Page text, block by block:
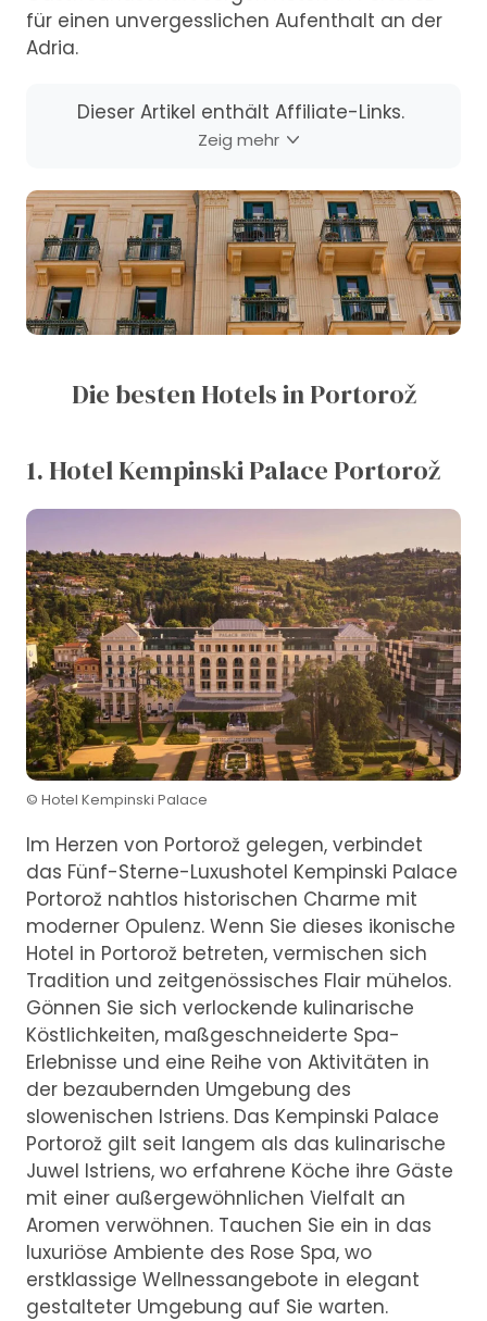
für einen unvergesslichen Aufenthalt an der
Adria.
Dieser Artikel enthält Affiliate-Links.
Zeig mehr
Die besten Hotels in Portorož
1. Hotel Kempinski Palace Portorož
© Hotel Kempinski Palace
Im Herzen von Portorož gelegen, verbindet
das Fünf-Sterne-Luxushotel Kempinski Palace
Portorož nahtlos historischen Charme mit
moderner Opulenz. Wenn Sie dieses ikonische
Hotel in Portorož betreten, vermischen sich
Tradition und zeitgenössisches Flair mühelos.
Gönnen Sie sich verlockende kulinarische
Köstlichkeiten, maßgeschneiderte Spa-
Erlebnisse und eine Reihe von Aktivitäten in
der bezaubernden Umgebung des
slowenischen Istriens. Das Kempinski Palace
Portorož gilt seit langem als das kulinarische
Juwel Istriens, wo erfahrene Köche ihre Gäste
mit einer außergewöhnlichen Vielfalt an
Aromen verwöhnen. Tauchen Sie ein in das
luxuriöse Ambiente des Rose Spa, wo
erstklassige Wellnessangebote in elegant
gestalteter Umgebung auf Sie warten.